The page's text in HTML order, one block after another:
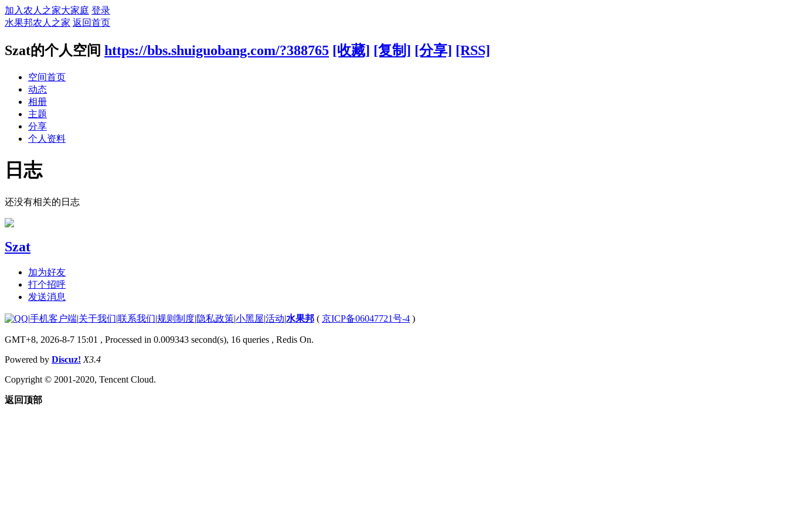
加入农人之家大家庭 登录
水果邦农人之家 返回首页
Szat的个人空间 https://bbs.shuiguobang.com/?388765 [收藏] [复制] [分享] [RSS]
空间首页
动态
相册
主题
分享
个人资料
日志
还没有相关的日志
Szat
加为好友
打个招呼
发送消息
|手机客户端|关于我们|联系我们|规则制度|隐私政策|小黑屋|活动|水果邦 ( 京ICP备06047721号-4 )
GMT+8, 2026-8-7 15:01 , Processed in 0.009343 second(s), 16 queries , Redis On.
Powered by Discuz! X3.4
Copyright © 2001-2020, Tencent Cloud.
返回顶部